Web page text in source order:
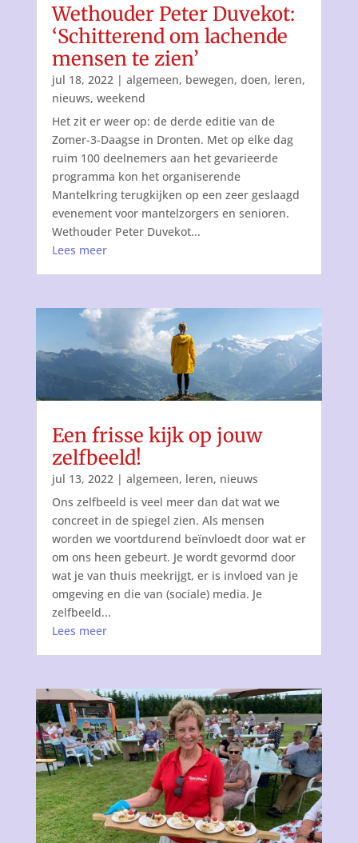
Wethouder Peter Duvekot:
‘Schitterend om lachende
mensen te zien’
jul 18, 2022 | algemeen, bewegen, doen, leren,
nieuws, weekend
Het zit er weer op: de derde editie van de
Zomer-3-Daagse in Dronten. Met op elke dag
ruim 100 deelnemers aan het gevarieerde
programma kon het organiserende
Mantelkring terugkijken op een zeer geslaagd
evenement voor mantelzorgers en senioren.
Wethouder Peter Duvekot...
Lees meer
Een frisse kijk op jouw
zelfbeeld!
jul 13, 2022| algemeen, leren, nieuws
Ons zelfbeeld is veel meer dan dat wat we
concreet in de spiegel zien. Als mensen
worden we voortdurend beïnvloedt door wat er
om ons heen gebeurt. Je wordt gevormd door
wat je van thuis meekrijgt, er is invloed van je
omgeving en die van (sociale) media. Je
zelfbeeld...
Lees meer